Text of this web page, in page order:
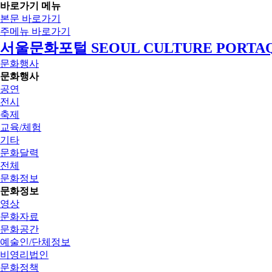
바로가기 메뉴
본문 바로가기
주메뉴 바로가기
서울문화포털 SEOUL CULTURE
문화행사
문화행사
공연
전시
축제
교육/체험
기타
문화달력
전체
문화정보
문화정보
영상
문화자료
문화공간
예술인/단체정보
비영리법인
문화정책